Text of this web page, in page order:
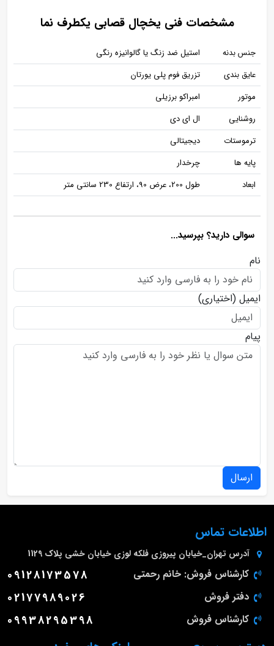
مشخصات فنی یخچال قصابی یکطرف نما
جنس بدنه
استیل ضد زنگ یا گالوانیزه رنگی
عایق بندی
تزریق فوم پلی یورتان
موتور
امبراکو برزیلی
روشنایی
ال ای دی
ترموستات
دیجیتالی
پایه ها
چرخدار
ابعاد
طول 200، عرض 90، ارتفاع 230 سانتی متر
سوالی دارید؟ بپرسید...
نام
ایمیل (اختیاری)
پیام
ارسال
اطلاعات تماس
آدرس تهران_خیابان پیروزی فلکه لوزی خیابان خشی پلاک 1129
کارشناس فروش: خانم رحمتی 09128173578
دفتر فروش 02177989026
کارشناس فروش 09938295398